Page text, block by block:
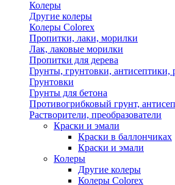
Колеры
Другие колеры
Колеры Colorex
Пропитки, лаки, морилки
Лак, лаковые морилки
Пропитки для дерева
Грунты, грунтовки, антисептики,
Грунтовки
Грунты для бетона
Противогрибковый грунт,
Растворители, преобразователи
Краски и эмали
Краски в баллончиках
Краски и эмали
Колеры
Другие колеры
Колеры Colorex